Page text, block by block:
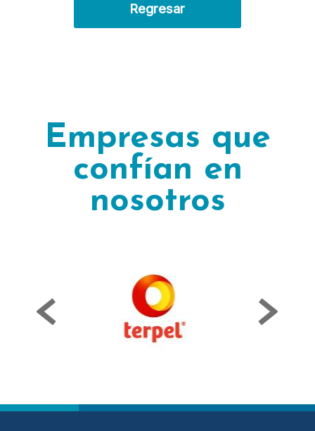
Regresar
Empresas que
confían en
nosotros